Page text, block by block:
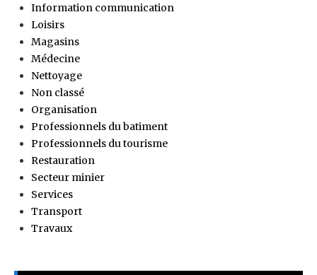
Information communication
Loisirs
Magasins
Médecine
Nettoyage
Non classé
Organisation
Professionnels du batiment
Professionnels du tourisme
Restauration
Secteur minier
Services
Transport
Travaux